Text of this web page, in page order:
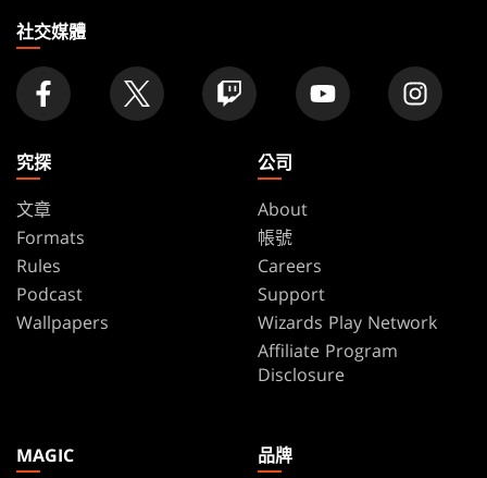
家
社交媒體
究探
文章
Formats
Rules
Podcast
Wallpapers
公司
About
帳號
Careers
Support
Wizards Play Network
Affiliate Program
Disclosure
MAGIC
品牌